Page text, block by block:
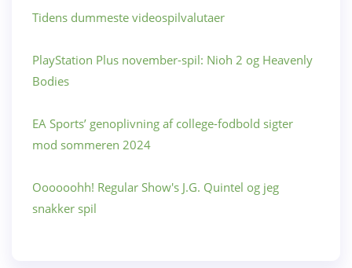
Tidens dummeste videospilvalutaer
PlayStation Plus november-spil: Nioh 2 og Heavenly
Bodies
EA Sports’ genoplivning af college-fodbold sigter
mod sommeren 2024
Oooooohh! Regular Show's J.G. Quintel og jeg
snakker spil